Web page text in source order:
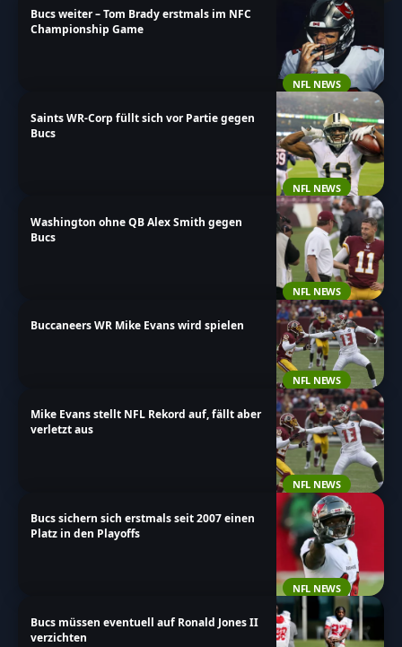
NFL NEWS
Bucs weiter – Tom Brady erstmals im NFC
Championship Game
NFL NEWS
Saints WR-Corp füllt sich vor Partie gegen
Bucs
NFL NEWS
Washington ohne QB Alex Smith gegen
Bucs
NFL NEWS
Buccaneers WR Mike Evans wird spielen
NFL NEWS
Mike Evans stellt NFL Rekord auf, fällt aber
verletzt aus
NFL NEWS
Bucs sichern sich erstmals seit 2007 einen
Platz in den Playoffs
Bucs müssen eventuell auf Ronald Jones II
verzichten